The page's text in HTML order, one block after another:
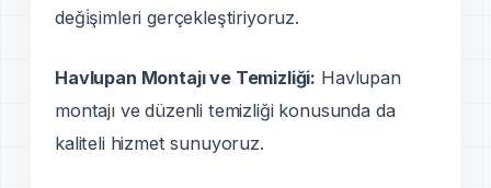
deği̇şimleri gerçekleştiriyoruz.
Havlupan Montajı ve Temizliği: Havlupan
montajı ve düzenli temizliği konusunda da
kaliteli hizmet sunuyoruz.